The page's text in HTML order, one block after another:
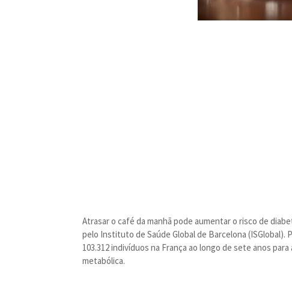
Atrasar o café da manhã pode aumentar o risco de
pelo Instituto de Saúde Global de Barcelona (ISGlobal).
103.312 indivíduos na França ao longo de sete anos
metabólica.